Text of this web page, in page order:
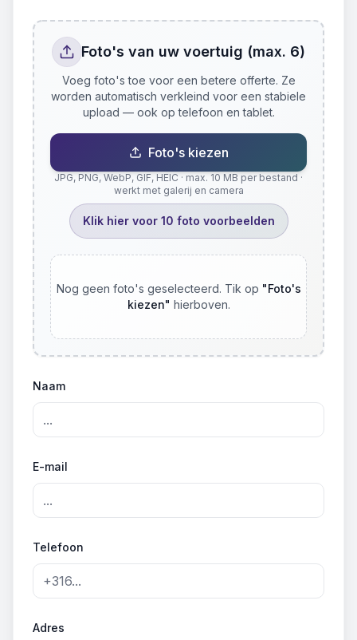
Foto's van uw voertuig (max. 6)
Voeg foto's toe voor een betere offerte. Ze
worden automatisch verkleind voor een stabiele
upload — ook op telefoon en tablet.
Foto's kiezen
JPG, PNG, WebP, GIF, HEIC · max. 10 MB per bestand ·
werkt met galerij en camera
Klik hier voor 10 foto voorbeelden
Nog geen foto's geselecteerd. Tik op "Foto's
kiezen" hierboven.
Naam
E-mail
Telefoon
Adres